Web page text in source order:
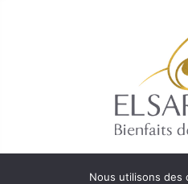
Nous utilisons des